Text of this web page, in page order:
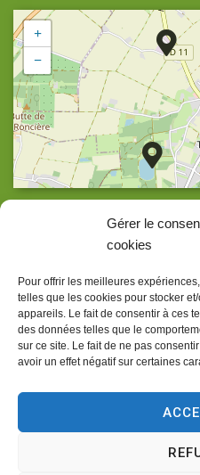
Gérer le
cookies
Pour offrir les meilleures
telles que les cookies pour stocker
appareils. Le fait de consentir à ces
des données telles que le
sur ce site. Le fait de ne pas
avoir un effet négatif sur certaines
+
−